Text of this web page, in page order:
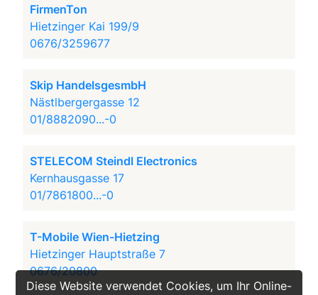
Diese Website verwendet Cookies, um Ihr Online-
FirmenTon
Hietzinger Kai 199/9
0676/3259677
Skip HandelsgesmbH
Nästlbergergasse 12
01/8882090...-0
STELECOM Steindl Electronics
Kernhausgasse 17
01/7861800...-0
T-Mobile Wien-Hietzing
Hietzinger Hauptstraße 7
0676/20800